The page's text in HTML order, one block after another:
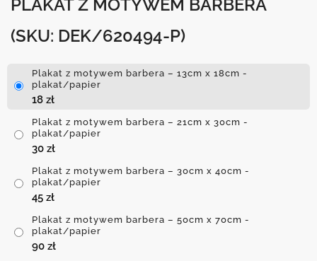
PLAKAT Z MOTYWEM BARBERA
(SKU: DEK/620494-P)
Plakat z motywem barbera – 13cm x 18cm -
plakat/papier
18 zł
Plakat z motywem barbera – 21cm x 30cm -
plakat/papier
30 zł
Plakat z motywem barbera – 30cm x 40cm -
plakat/papier
45 zł
Plakat z motywem barbera – 50cm x 70cm -
plakat/papier
90 zł